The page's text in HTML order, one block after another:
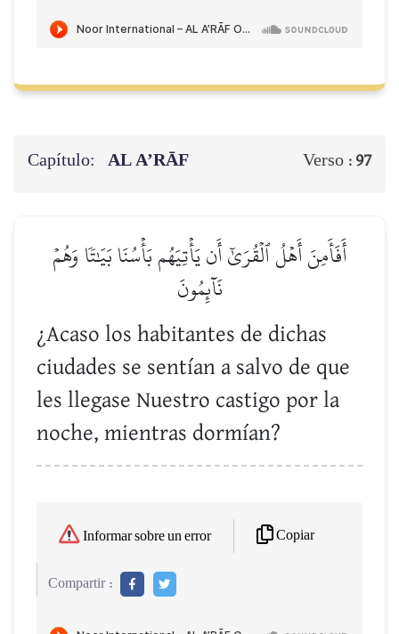
Capítulo: AL A’RĀF Verso : 97
أَفَأَمِنَ أَهۡلُ ٱلۡقُرَىٰٓ أَن يَأۡتِيَهُم بَأۡسُنَا بَيَٰتٗا وَهُمۡ
نَآئِمُونَ
¿Acaso los habitantes de dichas
ciudades se sentían a salvo de que
les llegase Nuestro castigo por la
noche, mientras dormían?
Informar sobre un error Copiar
Compartir :